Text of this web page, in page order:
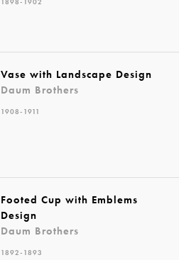
Vase with Landscape Design
Daum Brothers
1908-1911
Footed Cup with Emblems
Design
Daum Brothers
1892-1893